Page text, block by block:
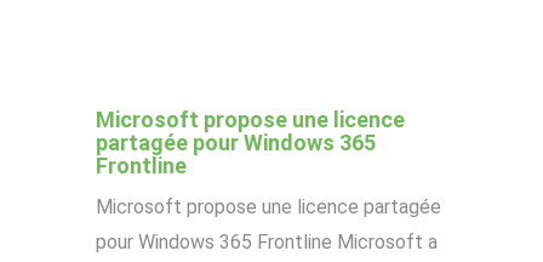
Microsoft propose une licence
partagée pour Windows 365
Frontline
Microsoft propose une licence partagée
pour Windows 365 Frontline Microsoft a